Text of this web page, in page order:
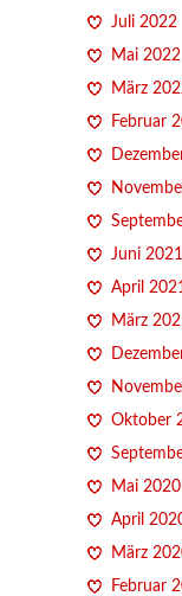
Juli 2022
Mai 2022
März
Februar
Juni 2021
April 2021
März
Oktober
Mai 2020
April
März
Februar